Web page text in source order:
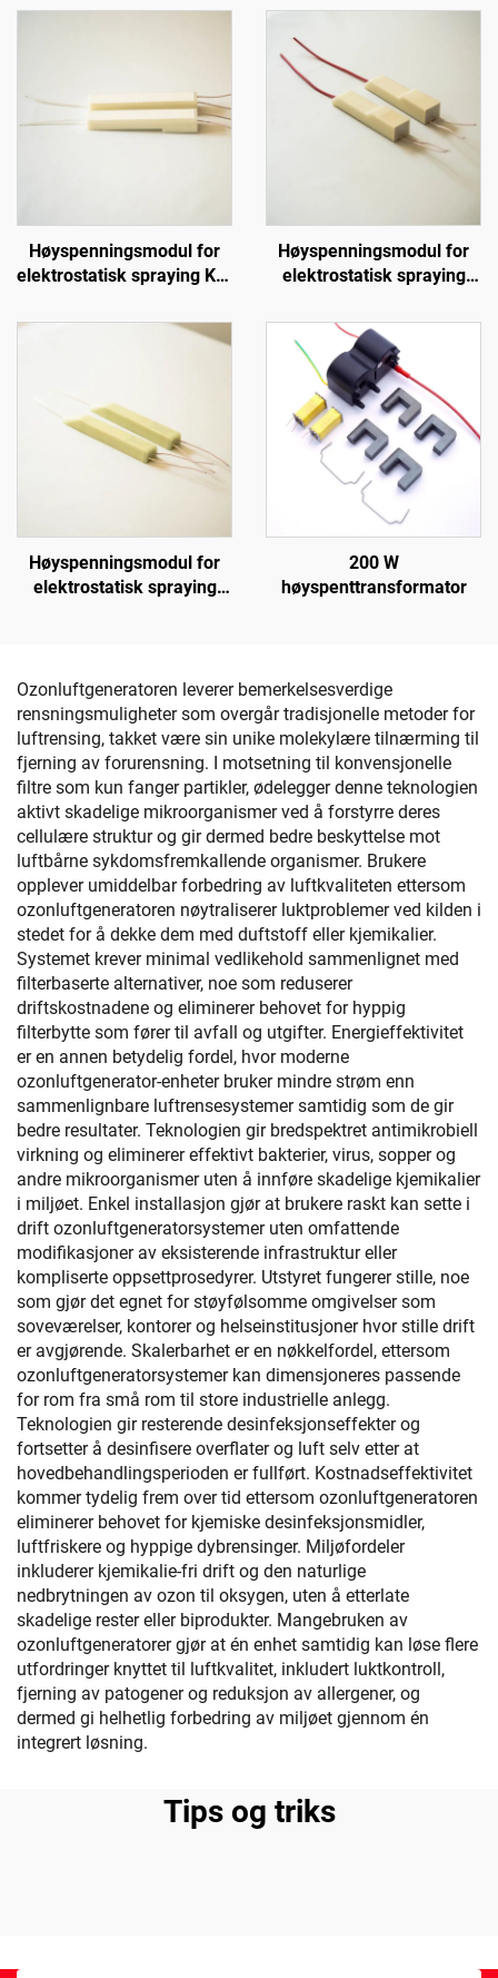
Høyspenningsmodul for
elektrostatisk spraying KCI
Høyspenningsmodul for
elektrostatisk spraying
Høyspenningsmodul for
elektrostatisk spraying
200 W
høyspenttransformator
Ozonluftgeneratoren leverer bemerkelsesverdige
rensningsmuligheter som overgår tradisjonelle metoder for
luftrensing, takket være sin unike molekylære tilnærming til
fjerning av forurensning. I motsetning til konvensjonelle
filtre som kun fanger partikler, ødelegger denne teknologien
aktivt skadelige mikroorganismer ved å forstyrre deres
cellulære struktur og gir dermed bedre beskyttelse mot
luftbårne sykdomsfremkallende organismer. Brukere
opplever umiddelbar forbedring av luftkvaliteten ettersom
ozonluftgeneratoren nøytraliserer luktproblemer ved kilden i
stedet for å dekke dem med duftstoff eller kjemikalier.
Systemet krever minimal vedlikehold sammenlignet med
filterbaserte alternativer, noe som reduserer
driftskostnadene og eliminerer behovet for hyppig
filterbytte som fører til avfall og utgifter. Energieffektivitet
er en annen betydelig fordel, hvor moderne
ozonluftgenerator-enheter bruker mindre strøm enn
sammenlignbare luftrensesystemer samtidig som de gir
bedre resultater. Teknologien gir bredspektret antimikrobiell
virkning og eliminerer effektivt bakterier, virus, sopper og
andre mikroorganismer uten å innføre skadelige kjemikalier
i miljøet. Enkel installasjon gjør at brukere raskt kan sette i
drift ozonluftgeneratorsystemer uten omfattende
modifikasjoner av eksisterende infrastruktur eller
kompliserte oppsettprosedyrer. Utstyret fungerer stille, noe
som gjør det egnet for støyfølsomme omgivelser som
soveværelser, kontorer og helseinstitusjoner hvor stille drift
er avgjørende. Skalerbarhet er en nøkkelfordel, ettersom
ozonluftgeneratorsystemer kan dimensjoneres passende
for rom fra små rom til store industrielle anlegg.
Teknologien gir resterende desinfeksjonseffekter og
fortsetter å desinfisere overflater og luft selv etter at
hovedbehandlingsperioden er fullført. Kostnadseffektivitet
kommer tydelig frem over tid ettersom ozonluftgeneratoren
eliminerer behovet for kjemiske desinfeksjonsmidler,
luftfriskere og hyppige dybrensinger. Miljøfordeler
inkluderer kjemikalie-fri drift og den naturlige
nedbrytningen av ozon til oksygen, uten å etterlate
skadelige rester eller biprodukter. Mangebruken av
ozonluftgeneratorer gjør at én enhet samtidig kan løse flere
utfordringer knyttet til luftkvalitet, inkludert luktkontroll,
fjerning av patogener og reduksjon av allergener, og
dermed gi helhetlig forbedring av miljøet gjennom én
integrert løsning.
Tips og triks